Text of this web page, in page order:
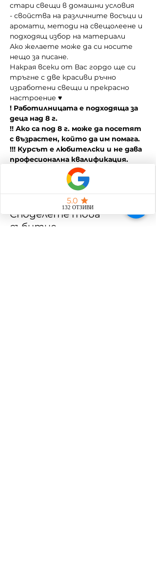
стари свещи в домашни условия
- свойства на различните восъци и
аромати, методи на свещолеене и
подходящ избор на материали
Ако желаете може да си носите
нещо за писане.
Накрая всеки от Вас гордо ще си
тръгне с две красиви ръчно
изработени свещи и прекрасно
настроение ♥
! Работилницата е подходяща за
деца над 8 г.
!! Ако са под 8 г. може да посетят
с възрастен, който да им помага.
!!! Курсът е любителски и не дава
професионална квалификация.
Споделете това
събитие